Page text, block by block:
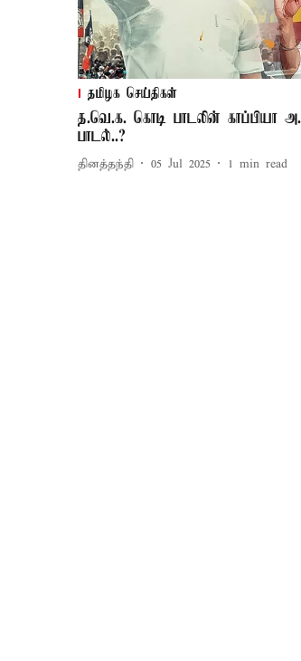
தமிழக செய்திகள்
த.வெ.க. கொடி பாடலின் காப்பியா
பாடல்..?
தினத்தந்தி 05 Jul 2025 1 min read